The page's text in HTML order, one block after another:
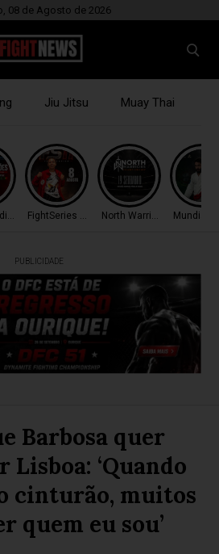
08 de Agosto de 2026
Jiu Jitsu Muay Thai
FightSeries 11 North Warriors Mundial
PUBLICIDADE
Barbosa quer
‘Quando
cinturão, muitos
quem eu sou’